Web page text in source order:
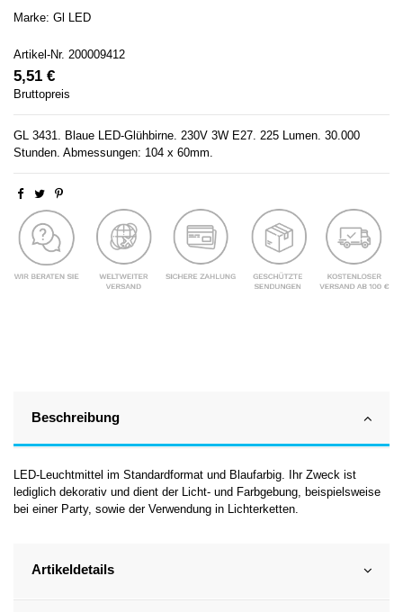
Marke: Gl LED
Artikel-Nr. 200009412
5,51 €
Bruttopreis
GL 3431. Blaue LED-Glühbirne. 230V 3W E27. 225 Lumen. 30.000
Stunden. Abmessungen: 104 x 60mm.
Beschreibung
LED-Leuchtmittel im Standardformat und Blaufarbig. Ihr Zweck ist
lediglich dekorativ und dient der Licht- und Farbgebung, beispielsweise
bei einer Party, sowie der Verwendung in Lichterketten.
Artikeldetails